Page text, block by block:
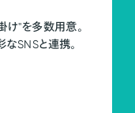
け"を多数用意。
SNSと連携。